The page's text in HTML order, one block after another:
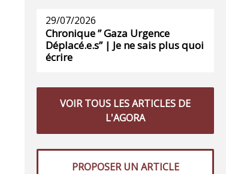
29/07/2026
Chronique ” Gaza Urgence
Déplacé.e.s” | Je ne sais plus quoi
écrire
VOIR TOUS LES ARTICLES DE
L'AGORA
PROPOSER UN ARTICLE